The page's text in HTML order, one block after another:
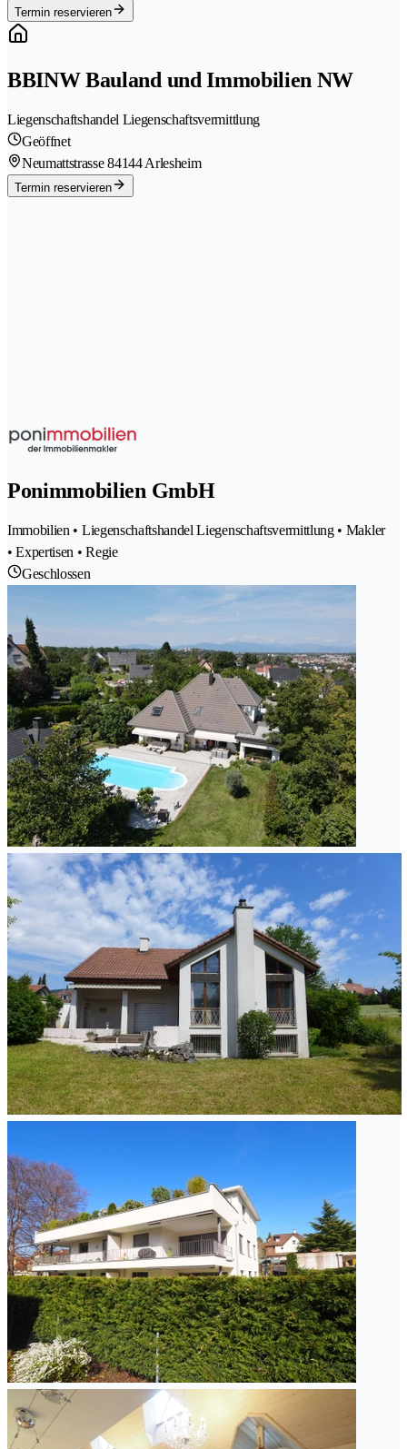
Termin reservieren
BBINW Bauland und Immobilien NW
Liegenschaftshandel Liegenschaftsvermittlung
Geöffnet
Neumattstrasse 84144 Arlesheim
Termin reservieren
Ponimmobilien GmbH
Immobilien • Liegenschaftshandel Liegenschaftsvermittlung • Makler
• Expertisen • Regie
Geschlossen